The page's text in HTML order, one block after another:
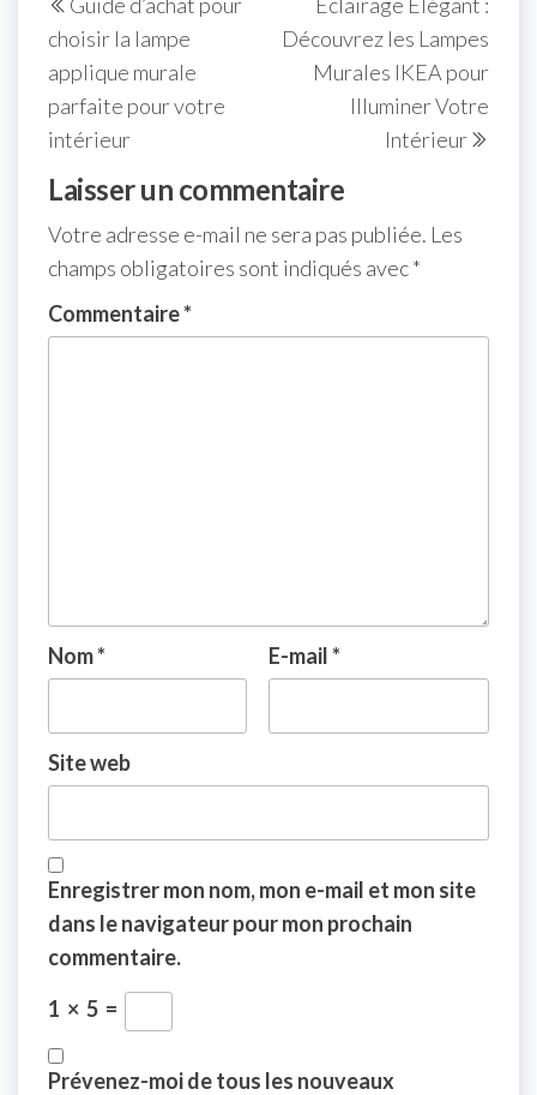
de
l’article
précédent
choisir la lampe
applique murale
parfaite pour votre
intérieur
Découvrez les Lampes
Murales IKEA pour
Illuminer Votre
Intérieur
Laisser un commentaire
Votre adresse e-mail ne sera pas publiée. Les
champs obligatoires sont indiqués avec*
Commentaire*
Nom* E-mail*
Site web
Enregistrer mon nom, mon e-mail et mon site
dans le navigateur pour mon prochain
commentaire.
1 × 5 =
Prévenez-moi de tous les nouveaux